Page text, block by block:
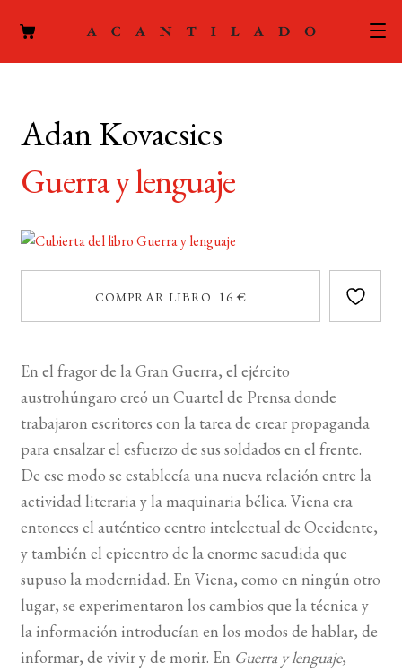
AUTORES
ACTUALIDAD
el
menú
MI CUENTA
BUSCAR
Adan Kovacsics
Guerra y lenguaje
COMPRAR LIBRO 16 €
En el fragor de la Gran Guerra, el ejército
austrohúngaro creó un Cuartel de Prensa donde
trabajaron escritores con la tarea de crear propaganda
para ensalzar el esfuerzo de sus soldados en el frente.
De ese modo se establecía una nueva relación entre la
actividad literaria y la maquinaria bélica. Viena era
entonces el auténtico centro intelectual de Occidente,
y también el epicentro de la enorme sacudida que
supuso la modernidad. En Viena, como en ningún otro
lugar, se experimentaron los cambios que la técnica y
la información introducían en los modos de hablar, de
informar, de vivir y de morir. En Guerra y lenguaje,